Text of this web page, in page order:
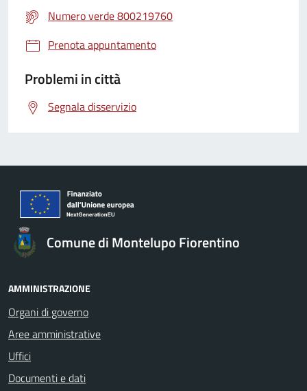
Numero verde 800219760
Prenota appuntamento
Problemi in città
Segnala disservizio
Comune di Montelupo Fiorentino
AMMINISTRAZIONE
Organi di governo
Aree amministrative
Uffici
Documenti e dati